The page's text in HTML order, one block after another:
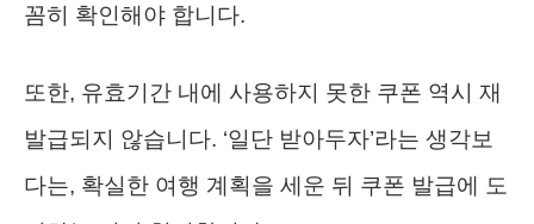
꼼히 확인해야 합니다.
또한, 유효기간 내에 사용하지 못한 쿠폰 역시 재
발급되지 않습니다. ‘일단 받아두자’라는 생각보
다는, 확실한 여행 계획을 세운 뒤 쿠폰 발급에 도